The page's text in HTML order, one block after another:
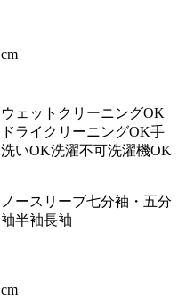
cm
ウェットクリーニングOK
ドライクリーニングOK手
洗いOK洗濯不可洗濯機OK
ノースリーブ七分袖・五分
袖半袖長袖
cm